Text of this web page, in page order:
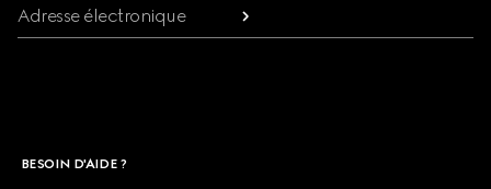
Adresse électronique
BESOIN D'AIDE ?